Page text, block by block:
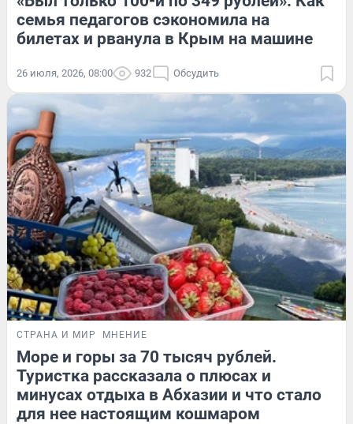
семья педагогов сэкономила на
билетах и рванула в Крым на машине
26 июля, 2026, 08:00 932 Обсудить
СТРАНА И МИР МНЕНИЕ
Море и горы за 70 тысяч рублей.
Туристка рассказала о плюсах и
минусах отдыха в Абхазии и что стало
для нее настоящим кошмаром